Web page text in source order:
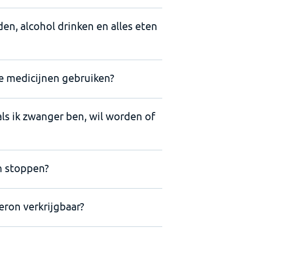
alcohol drinken en alles eten
medicijnen gebruiken?
ik zwanger ben, wil worden of
stoppen?
verkrijgbaar?